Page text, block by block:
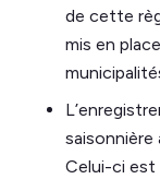
de cette
mis en
saisonnière
Celui-ci est